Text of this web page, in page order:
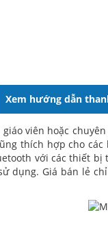
Xem hướng dẫn
viên hoặc
thích hợp cho
với các thiết
dụng. Giá bán lẻ